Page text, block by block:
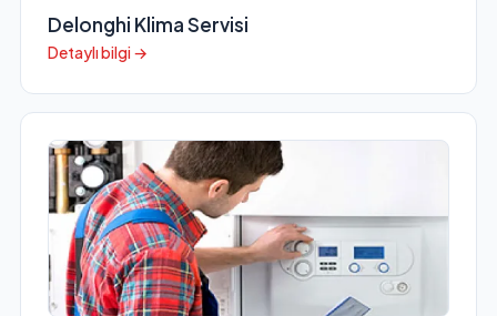
Delonghi Klima Servisi
Detaylı bilgi →